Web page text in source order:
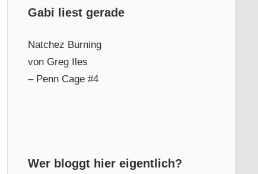
Gabi liest gerade
Natchez Burning
von Greg Iles
– Penn Cage #4
Wer bloggt hier eigentlich?